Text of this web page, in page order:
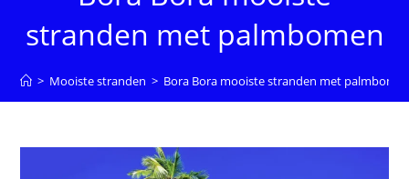
stranden met palmbomen
> Mooiste stranden > Bora Bora mooiste stranden met